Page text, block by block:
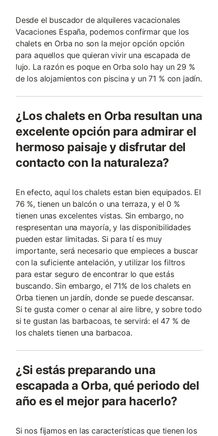
Desde el buscador de alquileres vacacionales
Vacaciones España, podemos confirmar que los
chalets en Orba no son la mejor opción opción
para aquellos que quieran vivir una escapada de
lujo. La razón es poque en Orba solo hay un 29 %
de los alojamientos con piscina y un 71 % con jadín.
¿Los chalets en Orba resultan una
excelente opción para admirar el
hermoso paisaje y disfrutar del
contacto con la naturaleza?
En efecto, aquí los chalets estan bien equipados. El
76 %, tienen un balcón o una terraza, y el 0 %
tienen unas excelentes vistas. Sin embargo, no
respresentan una mayoría, y las disponibilidades
pueden estar limitadas. Si para tí es muy
importante, será necesario que empieces a buscar
con la suficiente antelación, y utilizar los filtros
para estar seguro de encontrar lo que estás
buscando. Sin embargo, el 71% de los chalets en
Orba tienen un jardín, donde se puede descansar.
Si te gusta comer o cenar al aire libre, y sobre todo
si te gustan las barbacoas, te servirá: el 47 % de
los chalets tienen una barbacoa.
¿Si estás preparando una
escapada a Orba, qué periodo del
año es el mejor para hacerlo?
Si nos fijamos en las características que tienen los